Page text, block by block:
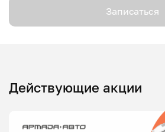
Записаться
Действующие акции